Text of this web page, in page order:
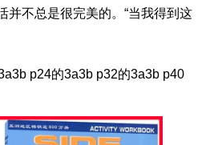
并不总是很完美的。“当我得到这
p24的3a3b p32的3a3b p40